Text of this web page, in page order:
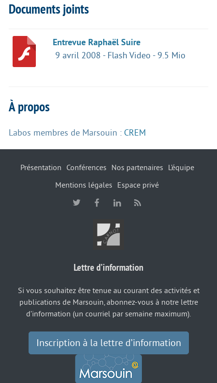
Documents joints
Entrevue Raphaël Suire
9 avril 2008 - Flash Video - 9.5 Mio
À propos
Labos membres de Marsouin : CREM
Présentation Conférences Nos partenaires
L’équipe
Mentions légales
Espace privé
Lettre d’information
Si vous souhaitez être tenue au courant des activités et
publications de Marsouin, abonnez-vous à notre lettre
d’information (un courriel par semaine maximum).
Inscription à la lettre d’information